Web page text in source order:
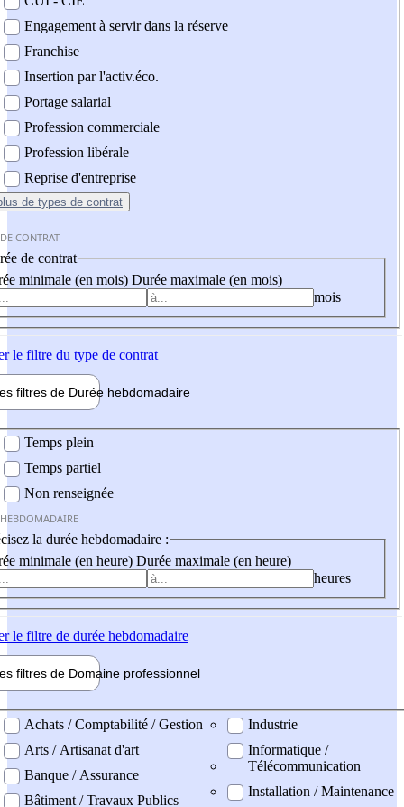
Engagement à servir dans la réserve
Franchise
Insertion par l'activ.éco.
Portage salarial
Profession commerciale
Profession libérale
Reprise d'entreprise
de types de contrat
CONTRAT
de contrat
minimale (en mois) Durée maximale (en mois)
mois
le filtre du type de contrat
filtres de Durée hebdomadaire
Temps plein
Temps partiel
Non renseignée
la durée hebdomadaire :
minimale (en heure) Durée maximale (en heure)
heures
le filtre de durée hebdomadaire
filtres de Domaine professionnel
professionel
Achats / Comptabilité / Gestion
Arts / Artisanat d'art
Banque / Assurance
Bâtiment / Travaux Publics
Industrie
Informatique /
Télécommunication
Installation / Maintenance